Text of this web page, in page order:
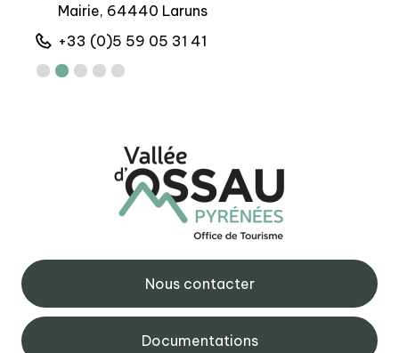
Mairie, 64440 Laruns
+33 (0)5 59 05 31 41
Nous contacter
Documentations